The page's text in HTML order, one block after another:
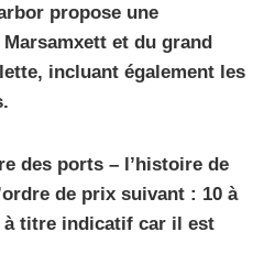
propose une
et du grand
incluant également les
des ports – l’histoire de
de prix suivant : 10 à
à titre indicatif car il est